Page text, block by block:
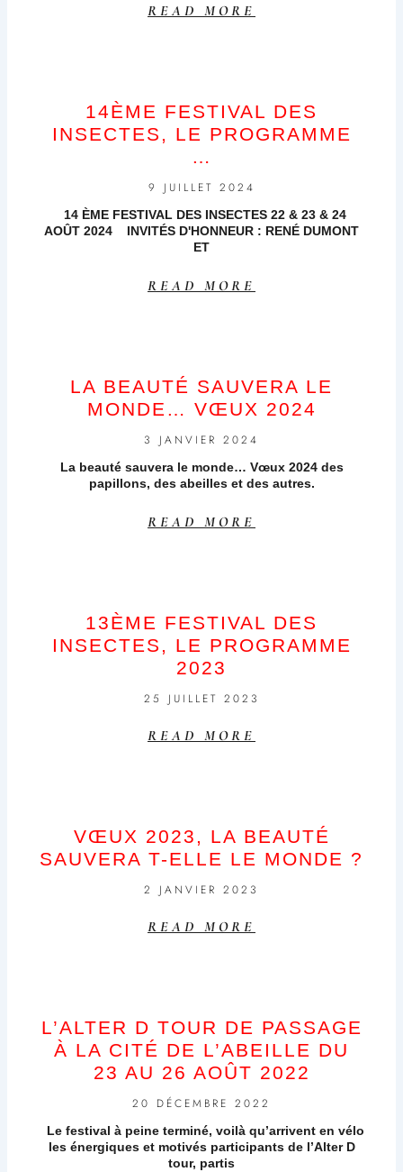
READ MORE
14ÈME FESTIVAL DES
INSECTES, LE PROGRAMME
…
9 JUILLET 2024
14 ÈME FESTIVAL DES INSECTES 22 & 23 & 24
AOÛT 2024 INVITÉS D'HONNEUR : RENÉ DUMONT
ET
READ MORE
LA BEAUTÉ SAUVERA LE
MONDE… VŒUX 2024
3 JANVIER 2024
La beauté sauvera le monde… Vœux 2024 des
papillons, des abeilles et des autres.
READ MORE
13ÈME FESTIVAL DES
INSECTES, LE PROGRAMME
2023
25 JUILLET 2023
READ MORE
VŒUX 2023, LA BEAUTÉ
SAUVERA T-ELLE LE MONDE ?
2 JANVIER 2023
READ MORE
L’ALTER D TOUR DE PASSAGE
À LA CITÉ DE L’ABEILLE DU
23 AU 26 AOÛT 2022
20 DÉCEMBRE 2022
Le festival à peine terminé, voilà qu’arrivent en vélo
les énergiques et motivés participants de l’Alter D
tour, partis